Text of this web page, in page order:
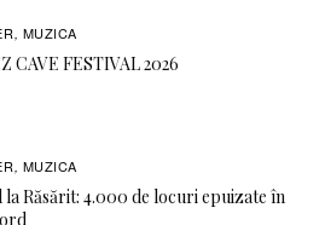
, MUZICA
CAVE FESTIVAL 2026
, MUZICA
Răsărit: 4.000 de locuri epuizate în